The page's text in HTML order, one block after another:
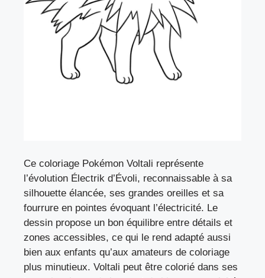
Ce coloriage Pokémon Voltali représente
l’évolution Électrik d’Évoli, reconnaissable à sa
silhouette élancée, ses grandes oreilles et sa
fourrure en pointes évoquant l’électricité. Le
dessin propose un bon équilibre entre détails et
zones accessibles, ce qui le rend adapté aussi
bien aux enfants qu’aux amateurs de coloriage
plus minutieux. Voltali peut être colorié dans ses